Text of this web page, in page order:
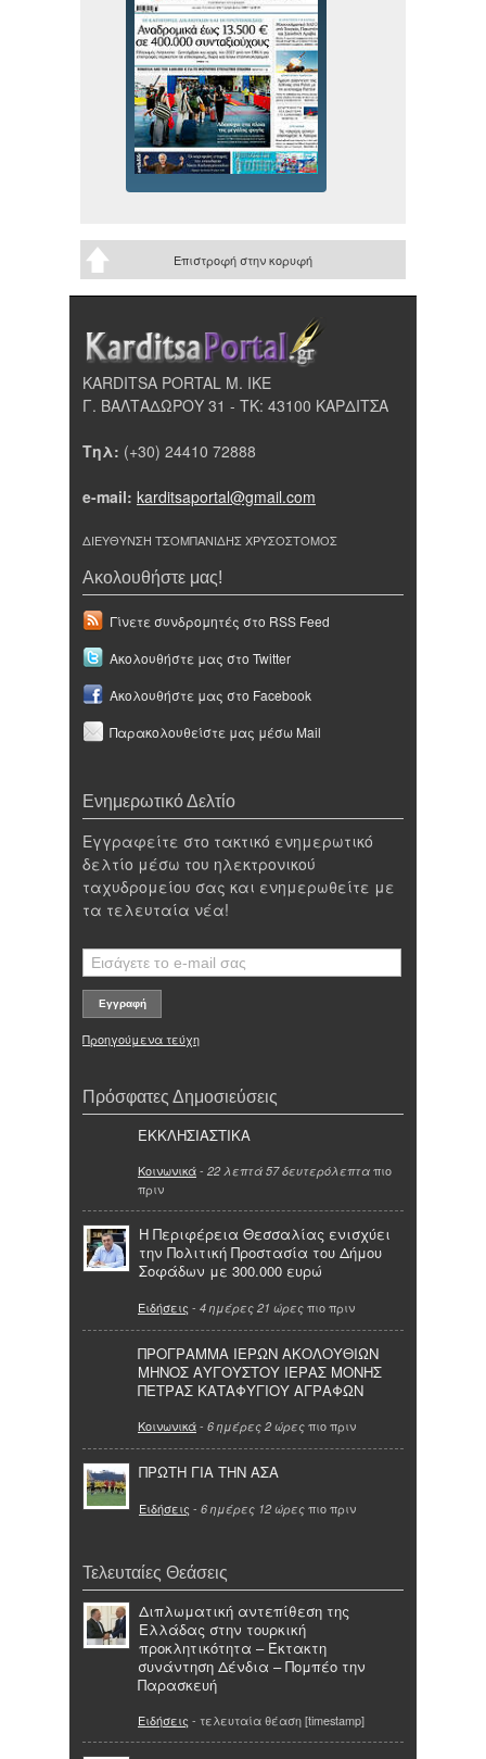
Επιστροφή στην κορυφή
KARDITSA PORTAL Μ. ΙΚΕ
Γ. ΒΑΛΤΑΔΩΡΟΥ 31 - ΤΚ: 43100 ΚΑΡΔΙΤΣΑ
Τηλ: (+30) 24410 72888
e-mail: karditsaportal@gmail.com
ΔΙΕΥΘΥΝΣΗ ΤΣΟΜΠΑΝΙΔΗΣ ΧΡΥΣΟΣΤΟΜΟΣ
Ακολουθήστε μας!
Γίνετε συνδρομητές στο RSS Feed
Ακολουθήστε μας στο Twitter
Ακολουθήστε μας στο Facebook
Παρακολουθείστε μας μέσω Mail
Ενημερωτικό Δελτίο
Εγγραφείτε στο τακτικό ενημερωτικό
δελτίο μέσω του ηλεκτρονικού
ταχυδρομείου σας και ενημερωθείτε με
τα τελευταία νέα!
Προηγούμενα τεύχη
Πρόσφατες Δημοσιεύσεις
ΕΚΚΛΗΣΙΑΣΤΙΚΑ
Κοινωνικά- 22 λεπτά 57 δευτερόλεπτα πιο
πριν
Η Περιφέρεια Θεσσαλίας ενισχύει
την Πολιτική Προστασία του Δήμου
Σοφάδων με 300.000 ευρώ
Ειδήσεις - 4 ημέρες 21 ώρες πιο πριν
ΠΡΟΓΡΑΜΜΑ ΙΕΡΩΝ ΑΚΟΛΟΥΘΙΩΝ
ΜΗΝΟΣ ΑΥΓΟΥΣΤΟΥ ΙΕΡΑΣ ΜΟΝΗΣ
ΠΕΤΡΑΣ ΚΑΤΑΦΥΓΙΟΥ ΑΓΡΑΦΩΝ
Κοινωνικά- 6 ημέρες 2 ώρες πιο πριν
ΠΡΩΤΗ ΓΙΑ ΤΗΝ ΑΣΑ
Ειδήσεις - 6 ημέρες 12 ώρες πιο πριν
Τελευταίες Θεάσεις
Διπλωματική αντεπίθεση της
Ελλάδας στην τουρκική
προκλητικότητα – Έκτακτη
συνάντηση Δένδια – Πομπέο την
Παρασκευή
Ειδήσεις - τελευταία θέαση [timestamp]